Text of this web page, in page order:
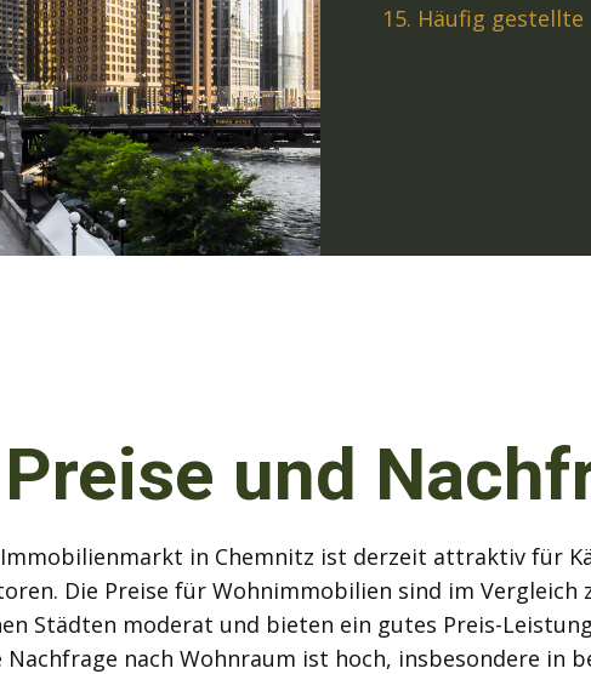
Häufig gestellte
und
in Chemnitz ist derzeit attraktiv für
Die Preise für Wohnimmobilien sind im Vergleich
Städten moderat und bieten ein gutes Preis-
Nachfrage nach Wohnraum ist hoch, insbesondere in